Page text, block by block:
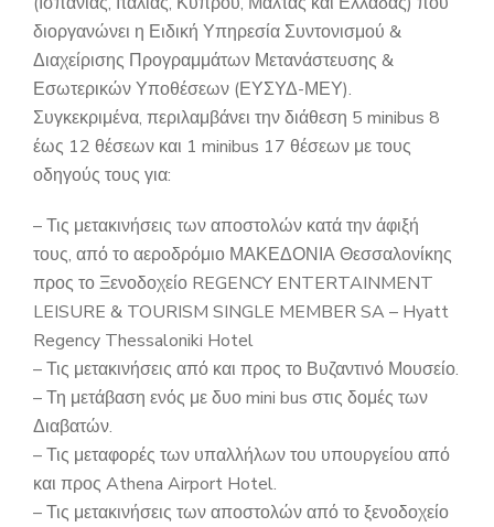
διοργανώνει η Ειδική Υπηρεσία Συντονισμού &
Διαχείρισης Προγραμμάτων Μετανάστευσης &
Εσωτερικών Υποθέσεων (ΕΥΣΥΔ-ΜΕΥ).
Συγκεκριμένα, περιλαμβάνει την διάθεση 5 minibus 8
έως 12 θέσεων και 1 minibus 17 θέσεων με τους
οδηγούς τους για:
– Τις μετακινήσεις των αποστολών κατά την άφιξή
τους, από το αεροδρόμιο ΜΑΚΕΔΟΝΙΑ Θεσσαλονίκης
προς το Ξενοδοχείο REGENCY ENTERTAINMENT
LEISURE & TOURISM SINGLE MEMBER SA – Hyatt
Regency Thessaloniki Hotel
– Τις μετακινήσεις από και προς το Βυζαντινό Μουσείο.
– Τη μετάβαση ενός με δυο mini bus στις δομές των
Διαβατών.
– Τις μεταφορές των υπαλλήλων του υπουργείου από
και προς Athena Airport Hotel.
– Τις μετακινήσεις των αποστολών από το ξενοδοχείο